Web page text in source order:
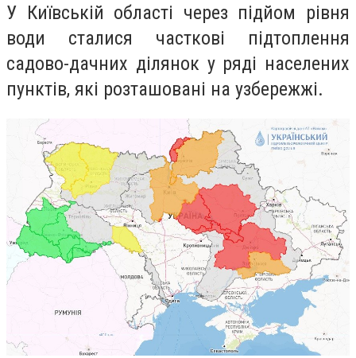
У Київській області через підйом рівня
води сталися часткові підтоплення
садово-дачних ділянок у ряді населених
пунктів, які розташовані на узбережжі.